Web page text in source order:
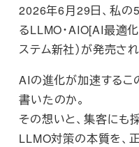
2026年6月29日、私の
るLLMO・AIO[AI最適
ステム新社）が発売され
AIの進化が加速するこ
書いたのか。
その想いと、集客にも
LLMO対策の本質を、